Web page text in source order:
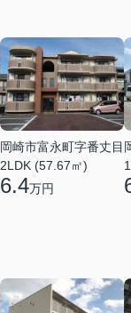
岡崎市富永町字番丈目
2LDK (57.67㎡)
6.4万円